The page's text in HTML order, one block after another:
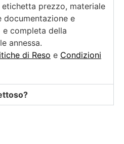
prezzo, materiale
documentazione e
completa della
annessa.
di Reso e Condizioni